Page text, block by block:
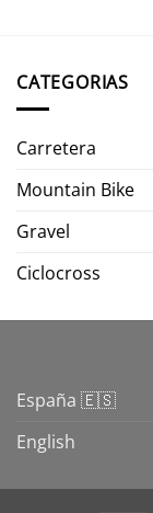
CATEGORIAS
Carretera
Mountain Bike
Gravel
Ciclocross
España 🇪🇸
English